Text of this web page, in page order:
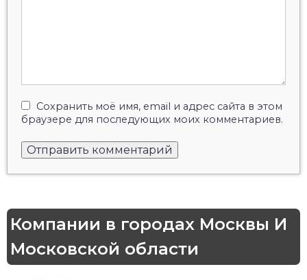
Сохранить моё имя, email и адрес сайта в этом
браузере для последующих моих комментариев.
Компании в городах Москвы И
Московской области